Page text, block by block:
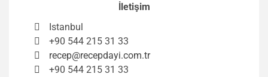
İletişim
Istanbul
+90 544 215 31 33
recep@recepdayi.com.tr
+90 544 215 31 33